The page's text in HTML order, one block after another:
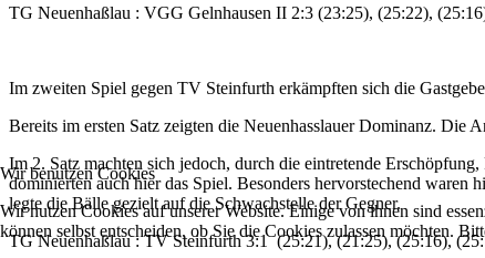
TG Neuenhaßlau : VGG Gelnhausen II 2:3 (23:25), (25:22),
Im zweiten Spiel gegen TV Steinfurth erkämpften sich die
Bereits im ersten Satz zeigten die Neuenhasslauer Dominanz. Die
Im 2. Satz machten sich jedoch, durch die eintretende
dominierten auch hier das Spiel. Besonders hervorstechend
legte die Bälle gezielt auf die Schwachstelle der Gegner.
TG Neuenhaßlau : TV Steinfurth 3:1 (25:21), (21:25), (25:16),
Wir benutzen Cookies
Wir nutzen Cookies auf unserer Website. Einige von ihnen sind
können selbst entscheiden, ob Sie die Cookies zulassen möchten.